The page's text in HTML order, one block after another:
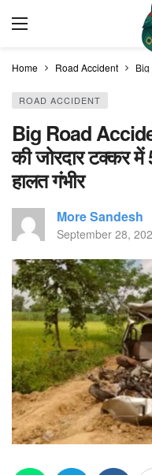
Home Road Accident Big
ROAD ACCIDENT
Big Road
की जोरदार टक्कर
हालत गंभीर
More Sandesh
September 28,